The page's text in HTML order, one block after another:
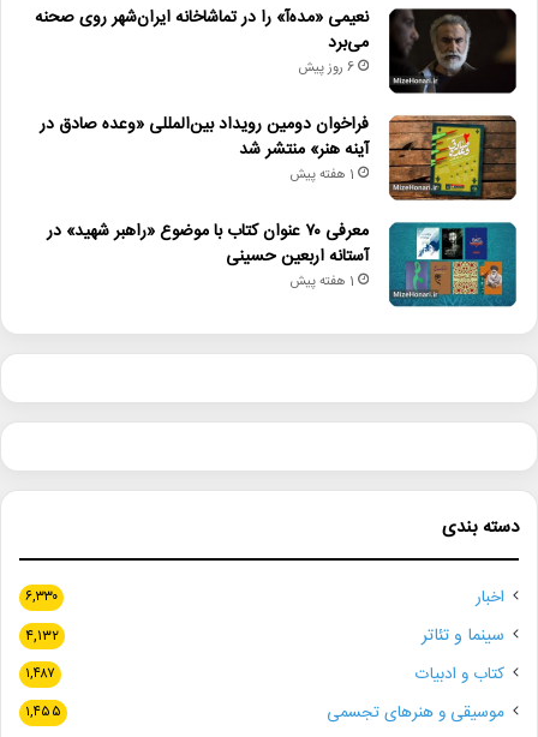
نعیمی «مده‌آ» را در تماشاخانه ایران‌شهر روی صحنه
می‌برد
6 روز پیش
فراخوان دومین رویداد بین‌المللی «وعده صادق در
آینه هنر» منتشر شد
1 هفته پیش
معرفی ۷۰ عنوان کتاب با موضوع «راهبر شهید» در
آستانه اربعین حسینی
1 هفته پیش
دسته بندی
اخبار ۶,۳۳۰
سینما و تئاتر ۴,۱۳۲
کتاب و ادبیات ۱,۴۸۷
موسیقی و هنرهای تجسمی ۱,۴۵۵